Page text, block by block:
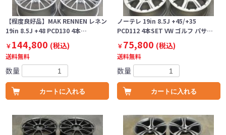
【程度良好品】MAK RENNEN レネン
19in 8.5J +48 PCD130 4本…
￥144,800 (税込)
送料無料
数量
カートに入れる
ノーテレ 19in 8.5J +45/+35
PCD112 4本SET VW ゴルフ パサ…
￥75,800 (税込)
送料無料
数量
カートに入れる